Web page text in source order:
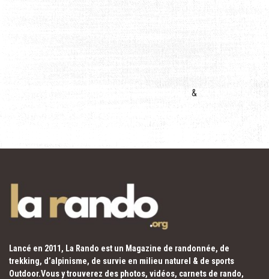
&
Lancé en 2011, La Rando est un Magazine de randonnée, de
trekking, d’alpinisme, de survie en milieu naturel & de sports
Outdoor.Vous y trouverez des photos, vidéos, carnets de rando,